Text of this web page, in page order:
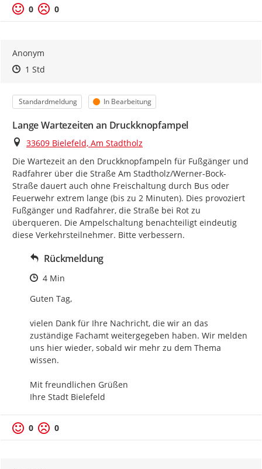
0 0
Anonym
Zeitpunkt des Erstellens
Zeitpunkt des Erstellens
1 StdZur Äußerung
Kategorie
Standardmeldung Status
In Bearbeitung
Lange Wartezeiten an Druckknopfampel
Ort
33609 Bielefeld, Am Stadtholz
Die Wartezeit an den Druckknopfampeln für Fußgänger und
Radfahrer über die Straße Am Stadtholz/Werner-Bock-
Straße dauert auch ohne Freischaltung durch Bus oder
Feuerwehr extrem lange (bis zu 2 Minuten). Dies provoziert
Fußgänger und Radfahrer, die Straße bei Rot zu
überqueren. Die Ampelschaltung benachteiligt eindeutig
diese Verkehrsteilnehmer. Bitte verbessern.
Rückmeldung
Zeitpunkt des Erstellens
4 Min
Guten Tag,
vielen Dank für Ihre Nachricht, die wir an das
zuständige Fachamt weitergegeben haben. Wir melden
uns hier wieder, sobald wir mehr zu dem Thema
wissen.
Mit freundlichen Grüßen
Ihre Stadt Bielefeld
0 0